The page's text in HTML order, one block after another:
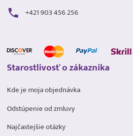
+421 903 456 256
Starostlivosť o zákaznika
Kde je moja objednávka
Odstúpenie od zmluvy
Najčastejšie otázky